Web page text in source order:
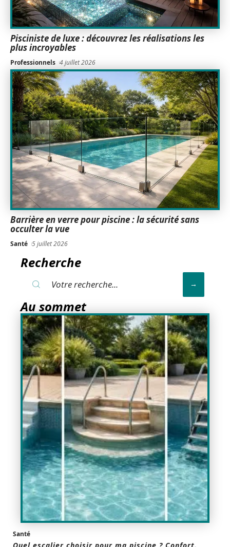
Pisciniste de luxe : découvrez les réalisations les
plus incroyables
Professionnels 4 juillet 2026
Barrière en verre pour piscine : la sécurité sans
occulter la vue
Santé 5 juillet 2026
Recherche
Au sommet
Santé